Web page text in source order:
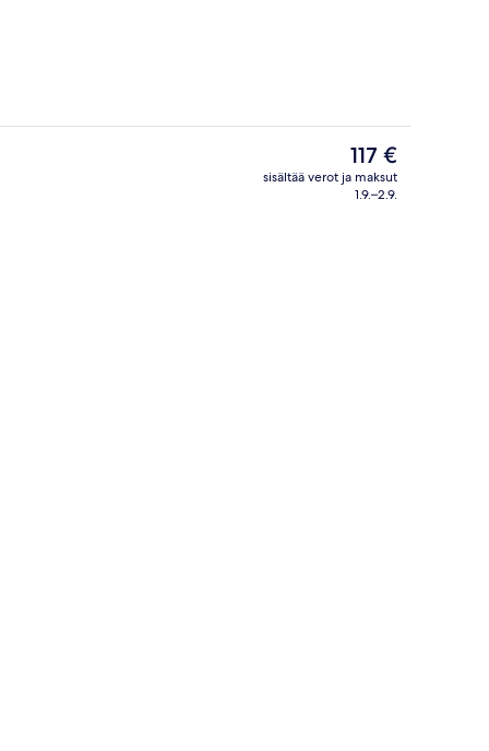
Nykyinen
hinta
on
117 €
sisältää verot ja maksut
1.9.–2.9.